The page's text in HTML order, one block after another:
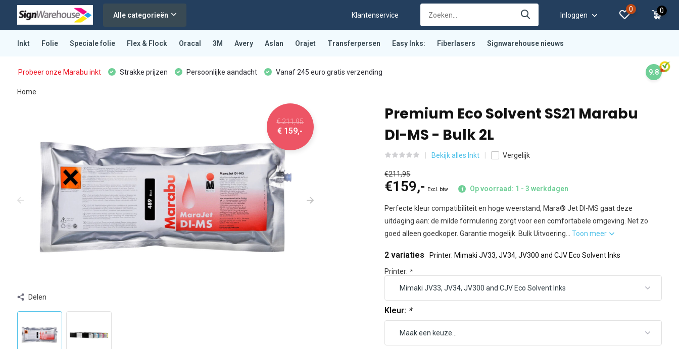
Alle categorieën Klantenservice Inloggen
0 0
Inkt Folie Speciale folie Flex & Flock Oracal 3M Avery Aslan Orajet Transferpersen Easy Inks: Fiberlasers Signwarehouse nieuws
Probeer onze Marabu inkt Strakke prijzen Persoonlijke aandacht Vanaf 245 euro gratis verzending 9.8
Home
€ 211,95
€ 159,-
Delen
Premium Eco Solvent SS21 Marabu
DI-MS - Bulk 2L
Bekijk alles Inkt Vergelijk
€211,95
€159,- Excl. btw Op voorraad: 1 - 3 werkdagen
Perfecte kleur compatibiliteit en hoge weerstand, Mara® Jet DI-MS gaat deze
uitdaging aan: de milde formulering zorgt voor een comfortabele omgeving. Net zo
goed alleen goedkoper. Garantie mogelijk. Bulk Uitvoering...Toon meer
2 variaties
Printer: Mimaki JV33, JV34, JV300 and CJV Eco Solvent Inks
Printer: *
Kleur: *